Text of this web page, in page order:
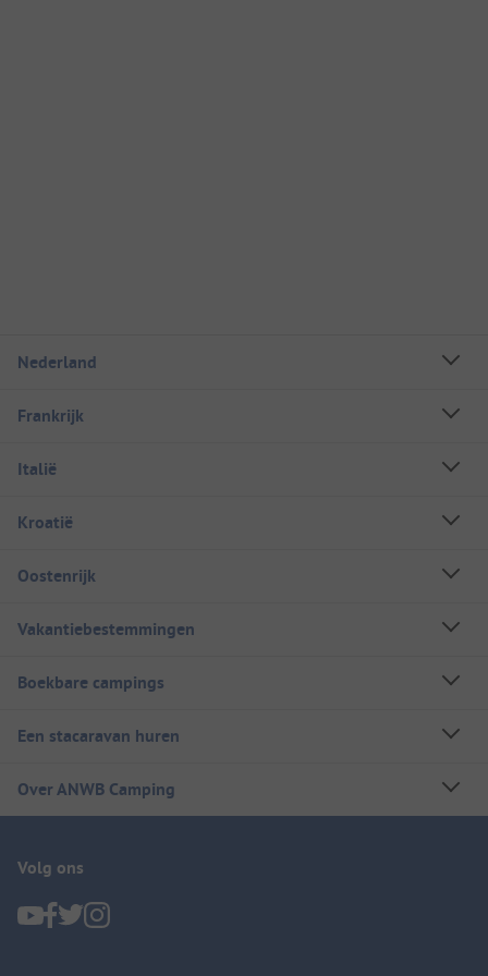
Nederland
Frankrijk
Italië
Kroatië
Oostenrijk
Vakantiebestemmingen
Boekbare campings
Een stacaravan huren
Over ANWB Camping
Volg ons